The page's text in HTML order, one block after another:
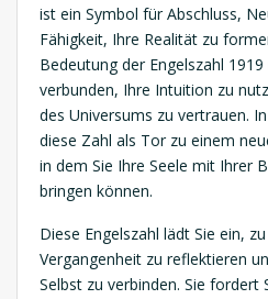
ist ein Symbol für Abschluss,
Fähigkeit, Ihre Realität zu
Bedeutung der Engelszahl
verbunden, Ihre Intuition zu
des Universums zu vertrauen.
diese Zahl als Tor zu einem
in dem Sie Ihre Seele mit Ihrer
bringen können.
Diese Engelszahl lädt Sie ein,
Vergangenheit zu reflektieren
Selbst zu verbinden. Sie fordert